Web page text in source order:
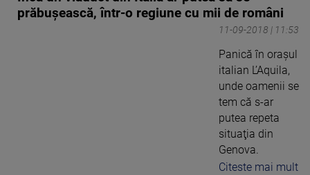
prăbuşească, într-o regiune cu mii de români
11-09-2018 | 11:53
Panică în oraşul
italian L’Aquila,
unde oamenii se
tem că s-ar
putea repeta
situaţia din
Genova.
Citeste mai mult